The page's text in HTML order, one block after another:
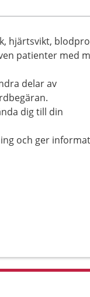
hjärtsvikt,
patienter med
delar av
dig till din
och ger